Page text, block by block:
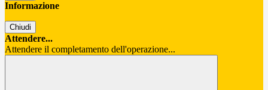
Informazione
Chiudi
Attendere...
Attendere il completamento dell'operazione...